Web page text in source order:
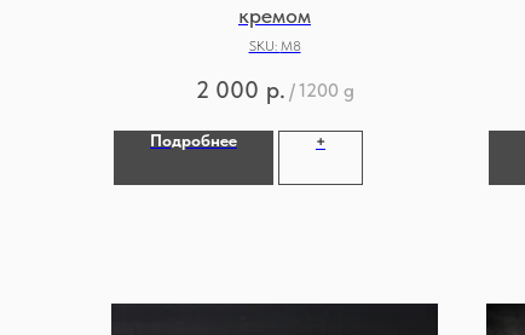
кремом
SKU: М8
2 000 р. /1200 g
Подробнее +